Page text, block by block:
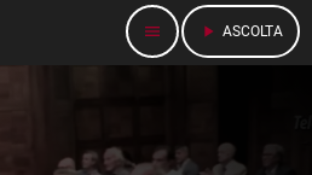
menu play_arrow ASCOLTA